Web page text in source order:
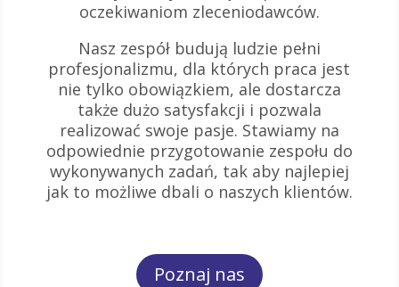
oczekiwaniom zleceniodawców.
Nasz zespół budują ludzie pełni
profesjonalizmu, dla których praca jest
nie tylko obowiązkiem, ale dostarcza
także dużo satysfakcji i pozwala
realizować swoje pasje. Stawiamy na
odpowiednie przygotowanie zespołu do
wykonywanych zadań, tak aby najlepiej
jak to możliwe dbali o naszych klientów.
Poznaj nas